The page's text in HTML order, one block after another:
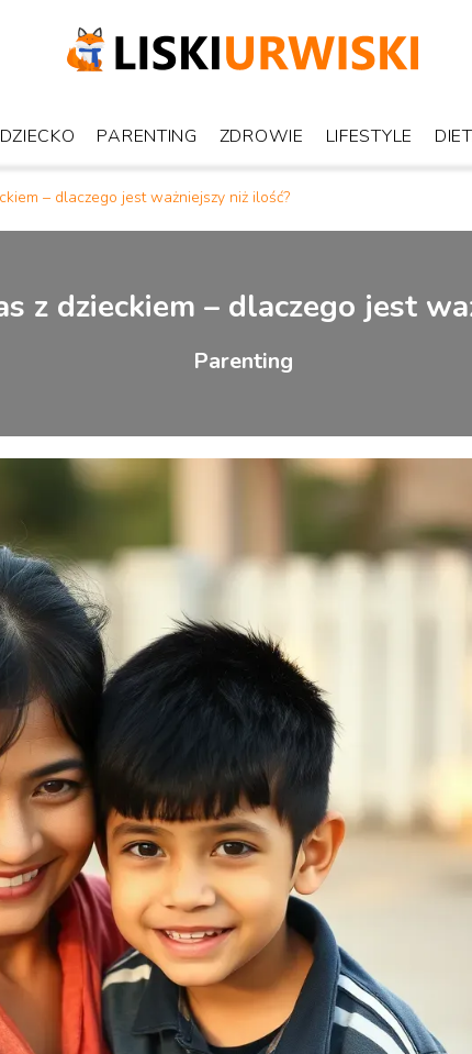
DZIECKO PARENTING ZDROWIE LIFESTYLE
– dlaczego jest ważniejszy niż ilość?
z dzieckiem – dlaczego jest
Parenting